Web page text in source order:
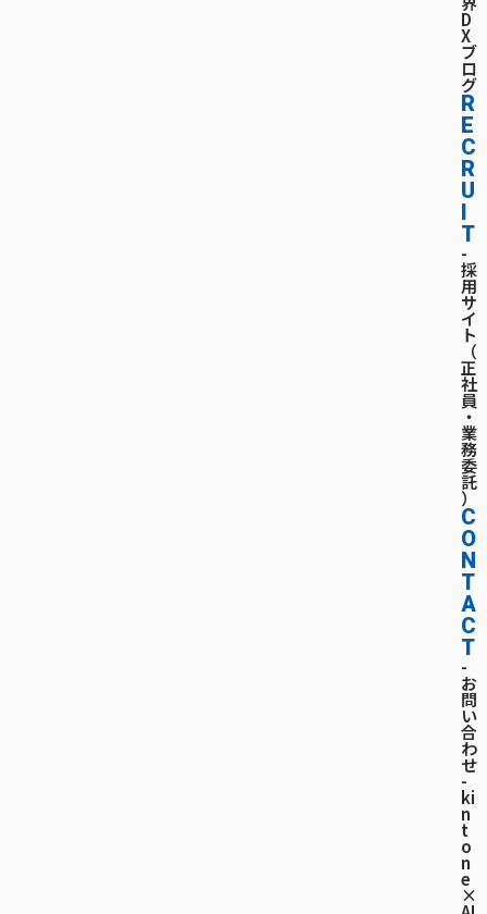
D
X
ブ
ロ
グ
R
E
C
R
U
I
T
-
採
用
サ
イ
ト
（
正
社
員
・
業
務
委
託
）
C
O
N
T
A
C
T
-
お
問
い
合
わ
せ
-
ki
n
t
o
n
e
×